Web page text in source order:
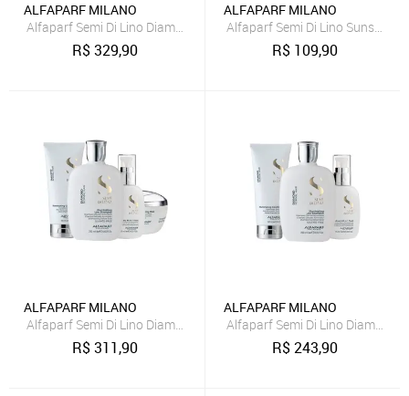
ALFAPARF MILANO
Alfaparf Semi Di Lino Diamond - 4 Produtos
R$329,90
ALFAPARF MILANO
Alfaparf Semi Di Lino Sunshine
R$ 109,90
ALFAPARF MILANO
Alfaparf Semi Di Lino Diamond Shampoo, Cond, Másc e Fin
R$311,90
ALFAPARF MILANO
Alfaparf Semi Di Lino Diamond
R$243,90